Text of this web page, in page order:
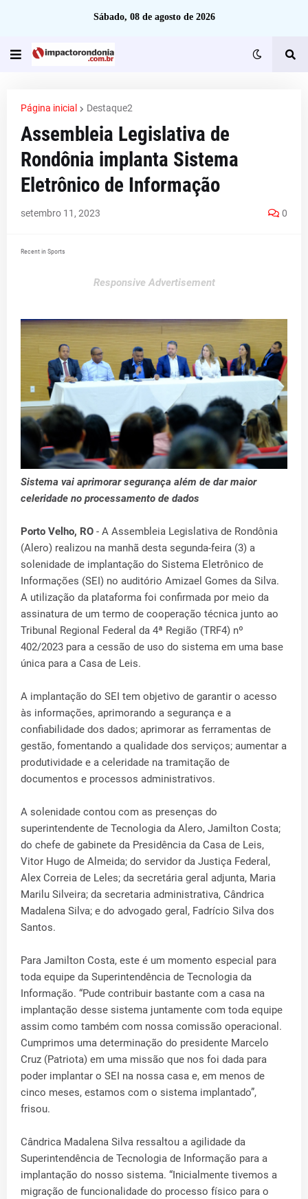
Sábado, 08 de agosto de 2026
Página inicial Destaque2
Assembleia Legislativa de
Rondônia implanta Sistema
Eletrônico de Informação
setembro 11, 2023 0
Recent in Sports
Responsive Advertisement
Sistema vai aprimorar segurança além de dar maior
celeridade no processamento de dados
Porto Velho, RO - A Assembleia Legislativa de Rondônia
(Alero) realizou na manhã desta segunda-feira (3) a
solenidade de implantação do Sistema Eletrônico de
Informações (SEI) no auditório Amizael Gomes da Silva.
A utilização da plataforma foi confirmada por meio da
assinatura de um termo de cooperação técnica junto ao
Tribunal Regional Federal da 4ª Região (TRF4) nº
402/2023 para a cessão de uso do sistema em uma base
única para a Casa de Leis.
A implantação do SEI tem objetivo de garantir o acesso
às informações, aprimorando a segurança e a
confiabilidade dos dados; aprimorar as ferramentas de
gestão, fomentando a qualidade dos serviços; aumentar a
produtividade e a celeridade na tramitação de
documentos e processos administrativos.
A solenidade contou com as presenças do
superintendente de Tecnologia da Alero, Jamilton Costa;
do chefe de gabinete da Presidência da Casa de Leis,
Vitor Hugo de Almeida; do servidor da Justiça Federal,
Alex Correia de Leles; da secretária geral adjunta, Maria
Marilu Silveira; da secretaria administrativa, Cândrica
Madalena Silva; e do advogado geral, Fadrício Silva dos
Santos.
Para Jamilton Costa, este é um momento especial para
toda equipe da Superintendência de Tecnologia da
Informação. “Pude contribuir bastante com a casa na
implantação desse sistema juntamente com toda equipe
assim como também com nossa comissão operacional.
Cumprimos uma determinação do presidente Marcelo
Cruz (Patriota) em uma missão que nos foi dada para
poder implantar o SEI na nossa casa e, em menos de
cinco meses, estamos com o sistema implantado”,
frisou.
Cândrica Madalena Silva ressaltou a agilidade da
Superintendência de Tecnologia de Informação para a
implantação do nosso sistema. “Inicialmente tivemos a
migração de funcionalidade do processo físico para o